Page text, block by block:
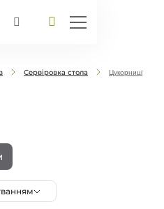
Сервіровка стола Цукорниці